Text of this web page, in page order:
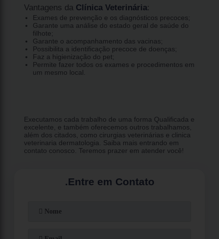
Vantagens da Clínica Veterinária:
Exames de prevenção e os diagnósticos precoces;
Garante uma análise do estado geral de saúde do
filhote;
Garante o acompanhamento das vacinas;
Possibilita a identificação precoce de doenças;
Faz a higienização do pet;
Permite fazer todos os exames e procedimentos em
um mesmo local.
Executamos cada trabalho de uma forma Qualificada e
excelente, e também oferecemos outros trabalhamos,
além dos citados, como cirurgias veterinárias e clinica
veterinaria dermatologia. Saiba mais entrando em
contato conosco. Teremos prazer em atender você!
.Entre em Contato